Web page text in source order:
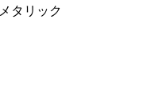
タリック